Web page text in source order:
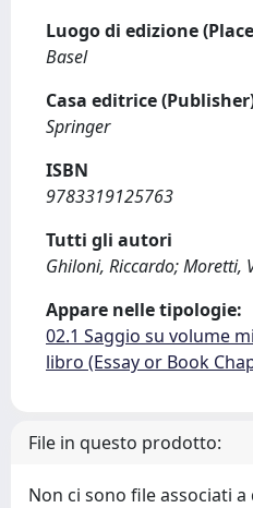
Luogo di edizione
Basel
Casa editrice
Springer
ISBN
9783319125763
Tutti gli autori
Ghiloni, Riccardo; Moretti,
Appare nelle tipologie:
02.1 Saggio su volume
libro (Essay or Book
File in questo prodotto:
Non ci sono file associati